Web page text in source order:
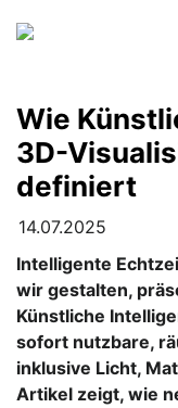
Wie
3D-
definiert
14.07.2025
Intelligente
wir gestalten,
Künstliche
sofort nutzbare,
inklusive Licht,
Artikel zeigt, wie